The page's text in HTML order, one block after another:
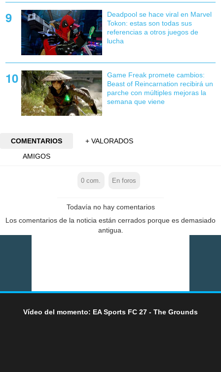
Deadpool se hace viral en Marvel
Tokon: estas son todas sus
referencias a otros juegos de
lucha
Game Freak promete cambios:
Beast of Reincarnation recibirá un
parche con múltiples mejoras la
semana que viene
COMENTARIOS
+ VALORADOS
AMIGOS
0 com. En foros
Todavía no hay comentarios
Los comentarios de la noticia están cerrados porque es demasiado
antigua.
Vídeo del momento: EA Sports FC 27 - The Grounds